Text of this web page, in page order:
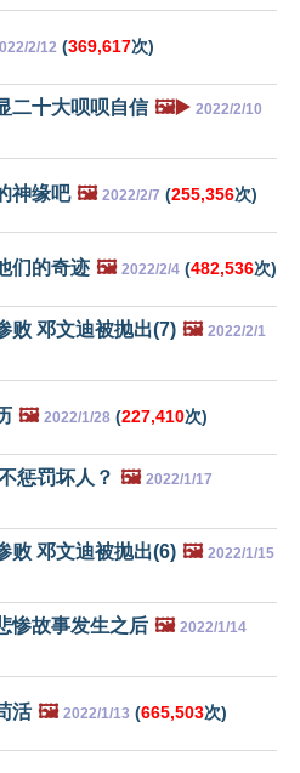
2/12 (369,617次)
二十大呗呗自信 🖼️▶️ 2022/2/10
神缘吧 🖼️ 2022/2/7 (255,356次)
们的奇迹 🖼️ 2022/2/4 (482,536次)
败 邓文迪被抛出(7) 🖼️ 2022/2/1
🖼️ 2022/1/28 (227,410次)
惩罚坏人？ 🖼️ 2022/1/17
败 邓文迪被抛出(6) 🖼️ 2022/1/15
惨故事发生之后 🖼️ 2022/1/14
活 🖼️ 2022/1/13 (665,503次)